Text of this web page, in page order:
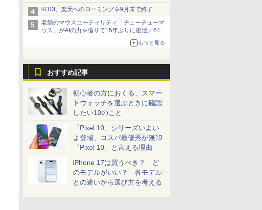
KDDI、楽天へのローミングを9月末で終了
老舗のマウスユーティリティ「チューチューマ
ウス」がAIの力を借りて15年ぶりに復活／64bit
化、Windows 10/11、「Chrome」も走り回
る。復活記念で2026年末まで500円
もっと見る
おすすめ記事
初心者の方におくる、スマー
トウォッチを選ぶときに確認
したい10のこと
「Pixel 10」シリーズいよい
よ登場、コスパ最優秀が無印
「Pixel 10」と言える理由
iPhone 17は買うべき？ ど
のモデルがいい？ 各モデル
との違いから選び方を考える